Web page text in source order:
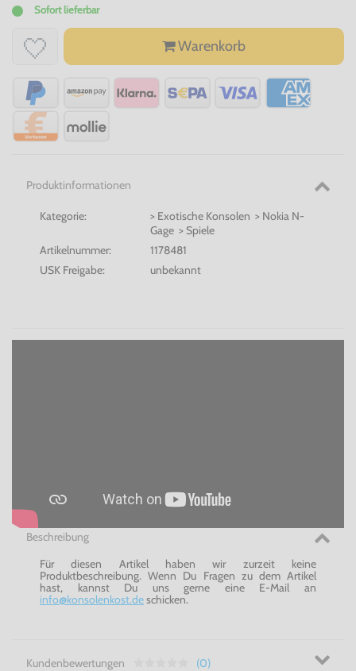
Sofort lieferbar
Warenkorb
Produktinformationen
Kategorie:
> Exotische Konsolen > Nokia N-
Gage > Spiele
Artikelnummer:
1178481
USK Freigabe:
unbekannt
Beschreibung
Für diesen Artikel haben wir zurzeit keine
Produktbeschreibung. Wenn Du Fragen zu dem Artikel
hast, kannst Du uns gerne eine E-Mail an
info@konsolenkost.deschicken.
Kundenbewertungen (0)